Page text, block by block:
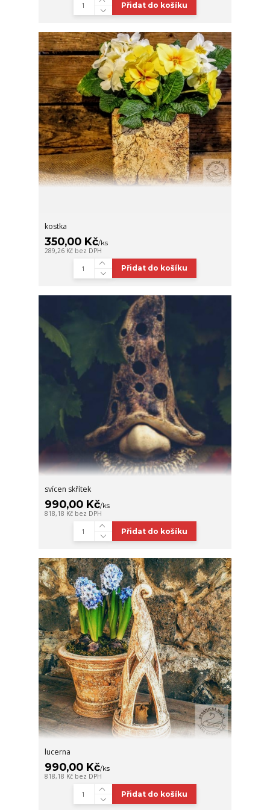
Přidat do košíku
kostka
350,00 Kč/ks
289,26 Kč bez DPH
Přidat do košíku
svícen skřítek
990,00 Kč/ks
818,18 Kč bez DPH
Přidat do košíku
lucerna
990,00 Kč/ks
818,18 Kč bez DPH
Přidat do košíku